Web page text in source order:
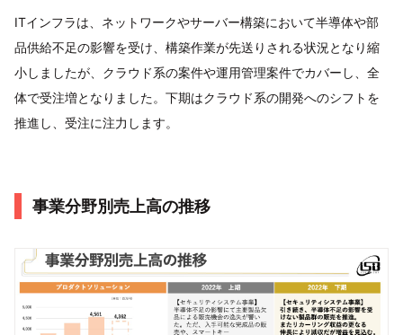
ITインフラは、ネットワークやサーバー構築において半導体や部
品供給不足の影響を受け、構築作業が先送りされる状況となり縮
小しましたが、クラウド系の案件や運用管理案件でカバーし、全
体で受注増となりました。下期はクラウド系の開発へのシフトを
推進し、受注に注力します。
事業分野別売上高の推移